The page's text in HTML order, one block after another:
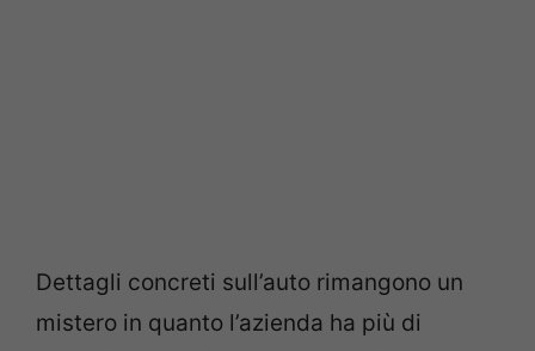
Dettagli concreti sull’auto rimangono un
mistero in quanto l’azienda ha più di